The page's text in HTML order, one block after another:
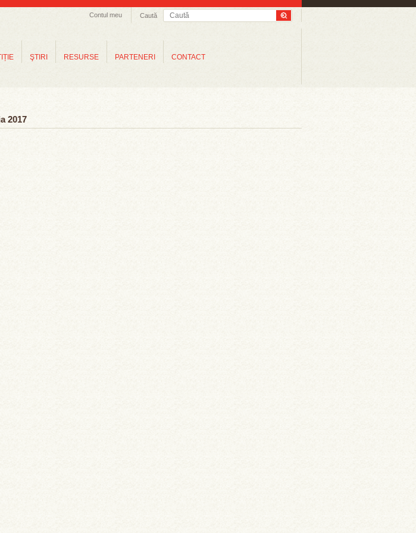
Caută
Contul meu
ŞTIRI RESURSE PARTENERI CONTACT
2017